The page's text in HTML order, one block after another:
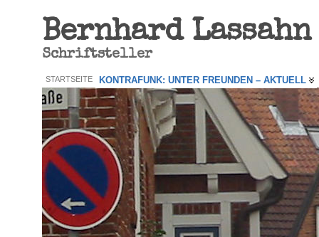
Bernhard Lassahn
Schriftsteller
STARTSEITE KONTRAFUNK: UNTER FREUNDEN – AKTUELL